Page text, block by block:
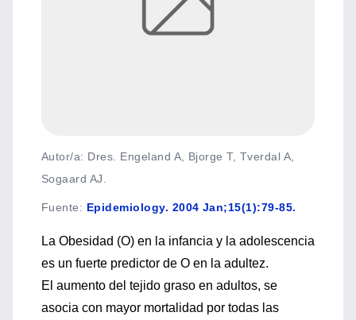
Autor/a: Dres. Engeland A, Bjorge T, Tverdal A,
Sogaard AJ.
Fuente: Epidemiology. 2004 Jan;15(1):79-85.
La Obesidad (O) en la infancia y la adolescencia
es un fuerte predictor de O en la adultez.
El aumento del tejido graso en adultos, se
asocia con mayor mortalidad por todas las